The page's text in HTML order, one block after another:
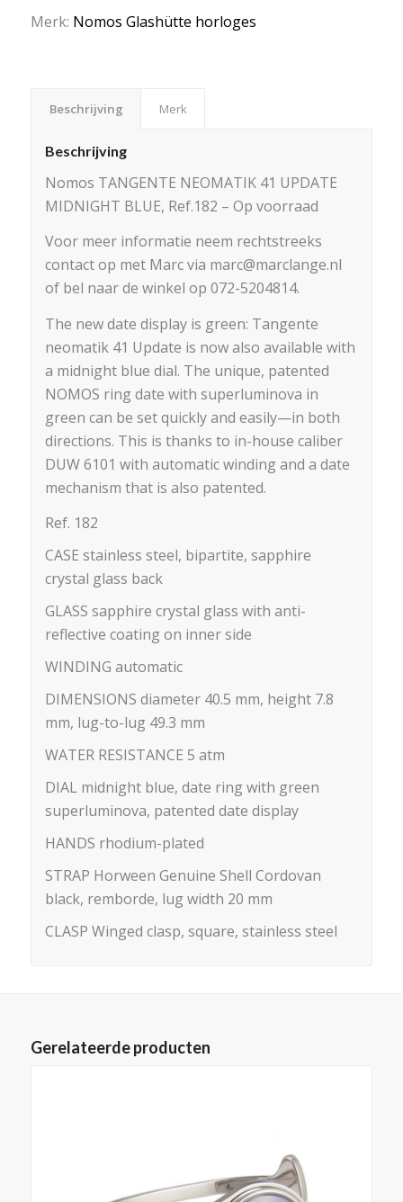
Merk: Nomos Glashütte horloges
Beschrijving Merk
Beschrijving
Nomos TANGENTE NEOMATIK 41 UPDATE
MIDNIGHT BLUE, Ref.182 – Op voorraad
Voor meer informatie neem rechtstreeks
contact op met Marc via marc@marclange.nl
of bel naar de winkel op 072-5204814.
The new date display is green: Tangente
neomatik 41 Update is now also available with
a midnight blue dial. The unique, patented
NOMOS ring date with superluminova in
green can be set quickly and easily—in both
directions. This is thanks to in-house caliber
DUW 6101 with automatic winding and a date
mechanism that is also patented.
Ref. 182
CASE stainless steel, bipartite, sapphire
crystal glass back
GLASS sapphire crystal glass with anti-
reflective coating on inner side
WINDING automatic
DIMENSIONS diameter 40.5 mm, height 7.8
mm, lug-to-lug 49.3 mm
WATER RESISTANCE 5 atm
DIAL midnight blue, date ring with green
superluminova, patented date display
HANDS rhodium-plated
STRAP Horween Genuine Shell Cordovan
black, remborde, lug width 20 mm
CLASP Winged clasp, square, stainless steel
Gerelateerde producten